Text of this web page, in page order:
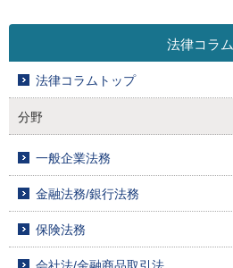
法律コラム
法律コラムトップ
分野
一般企業法務
金融法務/銀行法務
保険法務
会社法/金融商品取引法